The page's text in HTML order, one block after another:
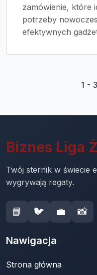
zamówienie, które
potrzeby
efektywnych
1 -
Biznes Liga
Twój sternik w świecie
wygrywają regaty.
📘 🐦 💼 📸
Nawigacja
Strona główna